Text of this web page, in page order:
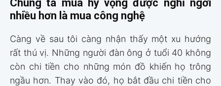
Chúng ta mua hy vọng được nghỉ ngơi
nhiều hơn là mua công nghệ
Càng về sau tôi càng nhận thấy một xu hướng
rất thú vị. Những người đàn ông ở tuổi 40 không
còn chi tiền cho những món đồ khiến họ trông
ngầu hơn. Thay vào đó, họ bắt đầu chi tiền cho